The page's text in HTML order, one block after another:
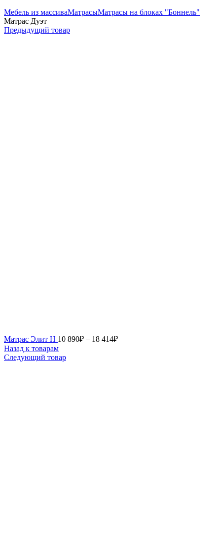
Мебель из массиваМатрасыМатрасы на блоках "Боннель"
Матрас Дуэт
Предыдущий товар
Матрас Элит Н 10 890₽ – 18 414₽
Назад к товарам
Следующий товар